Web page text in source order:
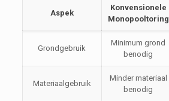
Aspek
Konvensionele
Monopooltoring
Grondgebruik
Minimum grond
benodig
Materiaalgebruik
Minder materiaal
benodig